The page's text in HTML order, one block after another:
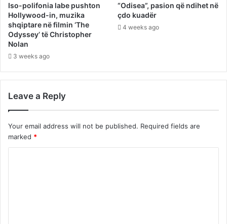
Iso-polifonia labe pushton
Hollywood-in, muzika
shqiptare në filmin ‘The
Odyssey’ të Christopher
Nolan
3 weeks ago
“Odisea”, pasion që ndihet në
çdo kuadër
4 weeks ago
Leave a Reply
Your email address will not be published. Required fields are
marked *